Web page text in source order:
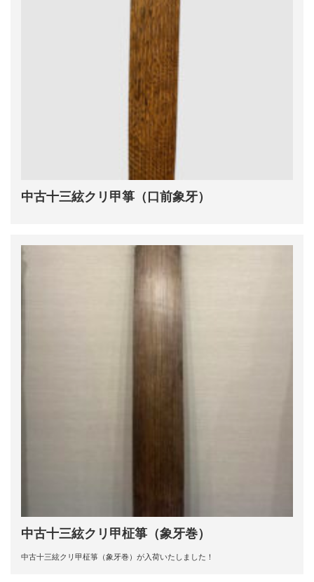
中古十三絃クリ甲箏（口前象牙）
中古十三絃クリ甲柾箏（象牙巻）
中古十三絃クリ甲柾箏（象牙巻）が入荷いたしました！